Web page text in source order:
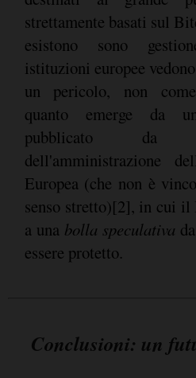
strettamente basati sul
esistono sono
istituzioni europee
un pericolo, non
quanto emerge da
pubblicato da
dell'amministrazione
Europea (che non è
senso stretto)[2], in cui il
a una bolla speculativa
essere protetto.
Conclusioni: un